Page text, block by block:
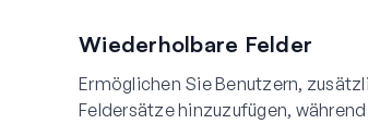
Wiederholbare Felder
Ermöglichen Sie Benutzern,
Feldersätze hinzuzufügen,